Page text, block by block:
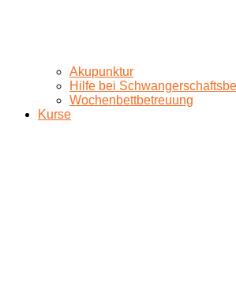
Akupunktur
Hilfe bei
Wochenbettbetreuung
Kurse